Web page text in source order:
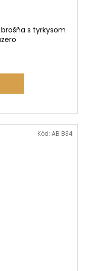
s tyrkysom
Kód: AB B34